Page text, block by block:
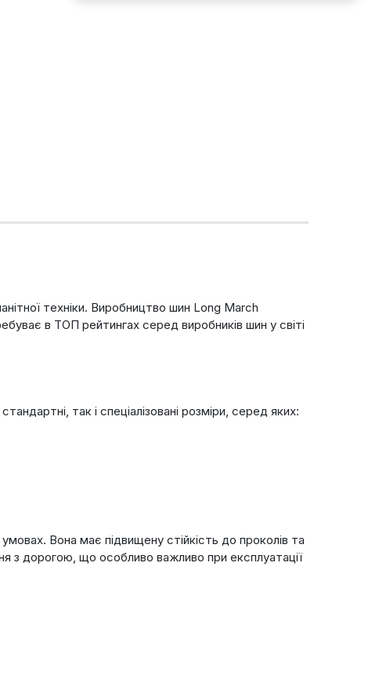
техніки. Виробництво шин Long March
в ТОП рейтингах серед виробників шин у світі
так і спеціалізовані розміри, серед яких:
Вона має підвищену стійкість до проколів та
з дорогою, що особливо важливо при експлуатації